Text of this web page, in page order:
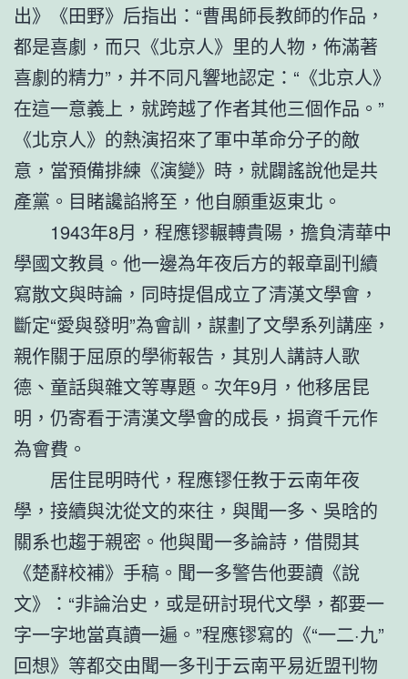
出》《田野》后指出：“曹禺師長教師的作品，
都是喜劇，而只《北京人》里的人物，佈滿著
喜劇的精力”，并不同凡響地認定：“《北京人》
在這一意義上，就跨越了作者其他三個作品。”
《北京人》的熱演招來了軍中革命分子的敵
意，當預備排練《演變》時，就闢謠說他是共
產黨。目睹讒諂將至，他自願重返東北。
1943年8月，程應镠輾轉貴陽，擔負清華中
學國文教員。他一邊為年夜后方的報章副刊續
寫散文與時論，同時提倡成立了清漢文學會，
斷定“愛與發明”為會訓，謀劃了文學系列講座，
親作關于屈原的學術報告，其別人講詩人歌
德、童話與雜文等專題。次年9月，他移居昆
明，仍寄看于清漢文學會的成長，捐資千元作
為會費。
居住昆明時代，程應镠任教于云南年夜
學，接續與沈從文的來往，與聞一多、吳晗的
關系也趨于親密。他與聞一多論詩，借閱其
《楚辭校補》手稿。聞一多警告他要讀《說
文》：“非論治史，或是研討現代文學，都要一
字一字地當真讀一遍。”程應镠寫的《“一二·九”
回想》等都交由聞一多刊于云南平易近盟刊物